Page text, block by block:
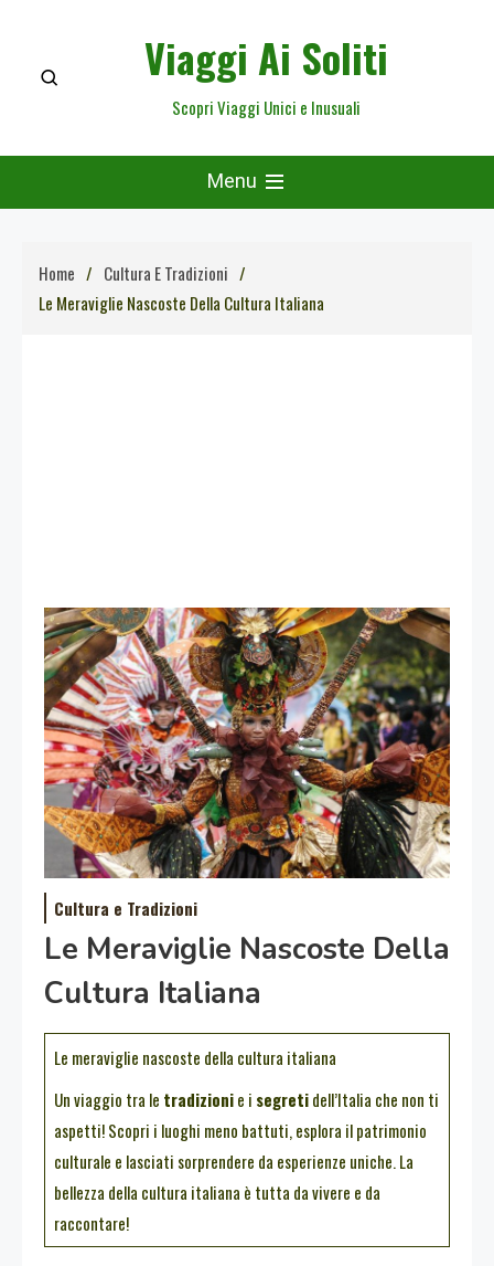
content
Viaggi Ai Soliti
Scopri Viaggi Unici e Inusuali
Menu
Home
Cultura E Tradizioni
Le Meraviglie Nascoste Della Cultura Italiana
Cultura e Tradizioni
Le Meraviglie Nascoste Della
Cultura Italiana
Le meraviglie nascoste della cultura italiana
Un viaggio tra le tradizionie i segretidell’Italia che non ti
aspetti! Scopri i luoghi meno battuti, esplora il patrimonio
culturale e lasciati sorprendere da esperienze uniche. La
bellezza della cultura italiana è tutta da vivere e da
raccontare!